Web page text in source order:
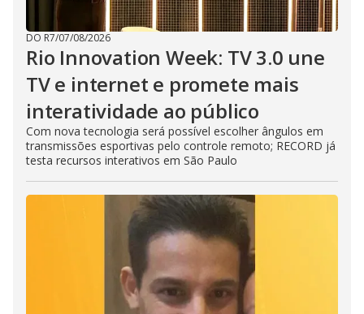
DO R7/07/08/2026
Rio Innovation Week: TV 3.0 une
TV e internet e promete mais
interatividade ao público
Com nova tecnologia será possível escolher ângulos em
transmissões esportivas pelo controle remoto; RECORD já
testa recursos interativos em São Paulo